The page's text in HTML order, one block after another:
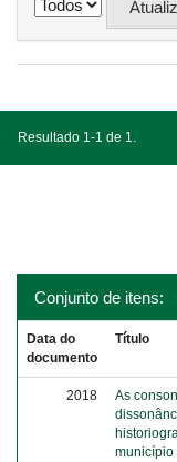
Resultado 1-1 de 1.
Conjunto de itens:
Data do
documento
Título
2018
As
município